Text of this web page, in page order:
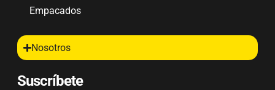
Empacados
Nosotros
Suscríbete